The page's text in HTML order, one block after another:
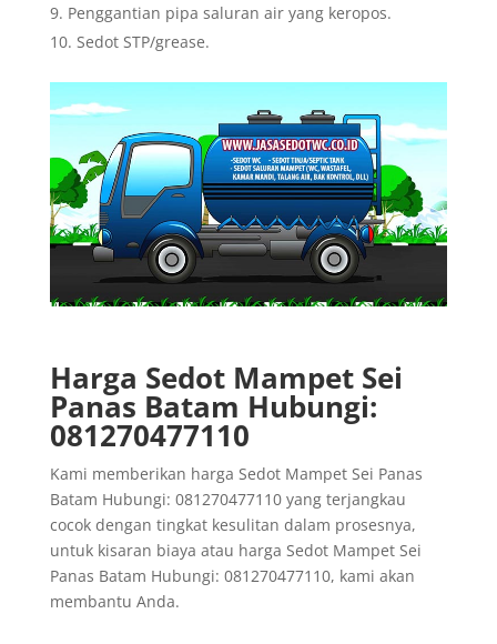
Penggantian pipa saluran air yang keropos.
Sedot STP/grease.
Harga Sedot Mampet Sei
Panas Batam Hubungi:
081270477110
Kami memberikan harga Sedot Mampet Sei Panas
Batam Hubungi: 081270477110 yang terjangkau
cocok dengan tingkat kesulitan dalam prosesnya,
untuk kisaran biaya atau harga Sedot Mampet Sei
Panas Batam Hubungi: 081270477110, kami akan
membantu Anda.